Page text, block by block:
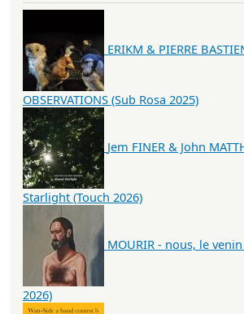
ERIKM & PIERRE
OBSERVATIONS (Sub Rosa 2025)
Jem FINER & John
Starlight (Touch 2026)
MOURIR - nous, le
2026)